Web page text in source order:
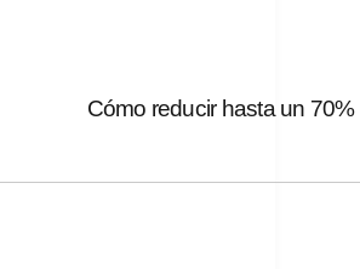
Cómo reducir hasta un